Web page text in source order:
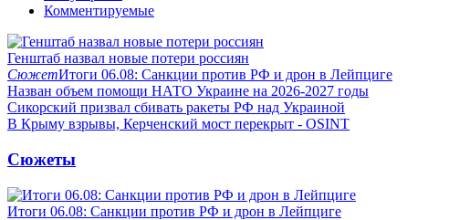
Комментируемые
Генштаб назвал новые потери россиян
СюжетИтоги 06.08: Санкции против РФ и дрон в Лейпциге
Назван объем помощи НАТО Украине на 2026-2027 годы
Сикорский призвал сбивать ракеты РФ над Украиной
В Крыму взрывы, Керченский мост перекрыт - OSINT
Сюжеты
Итоги 06.08: Санкции против РФ и дрон в Лейпциге